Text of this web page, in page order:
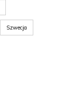
Szwecja